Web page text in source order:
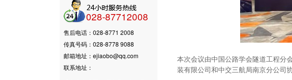
028-87712008
售后电话：028-8771 2008
传真号码：028-8778 9088
邮箱地址：ejiaobo@qq.com
联系地址：
本次会议由中国公路学会隧道工程分
装有限公司和中交三航局南京分公司